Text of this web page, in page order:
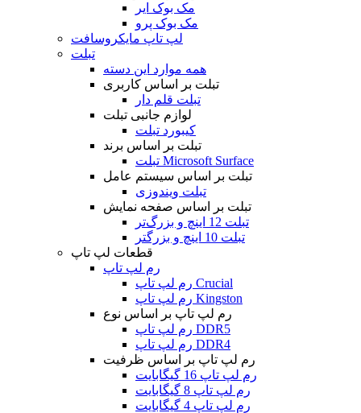
مک بوک ایر
مک بوک پرو
لپ تاپ مایکروسافت
تبلت
همه موارد این دسته
تبلت بر اساس کاربری
تبلت قلم دار
لوازم جانبی تبلت
کیبورد تبلت
تبلت بر اساس برند
تبلت Microsoft Surface
تبلت بر اساس سیستم عامل
تبلت ویندوزی
تبلت بر اساس صفحه نمایش
تبلت 12 اینچ و بزرگ‌تر
تبلت 10 اینچ و بزرگتر
قطعات لپ تاپ
رم لپ تاپ
رم لپ تاپ Crucial
رم لپ تاپ Kingston
رم لپ تاپ بر اساس نوع
رم لپ تاپ DDR5
رم لپ تاپ DDR4
رم لپ تاپ بر اساس ظرفیت
رم لپ تاپ 16 گیگابایت
رم لپ تاپ 8 گیگابایت
رم لپ تاپ 4 گیگابایت